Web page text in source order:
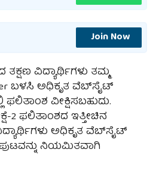
Join Now
ವಿದ್ಯಾರ್ಥಿಗಳು ತಮ್ಮ
ಬಳಸಿ ಅಧಿಕೃತ ವೆಬ್‌ಸೈಟ್
ಫಲಿತಾಂಶ ವೀಕ್ಷಿಸಬಹುದು.
ಫಲಿತಾಂಶದ ಇತ್ತೀಚಿನ
ಅಧಿಕೃತ ವೆಬ್‌ಸೈಟ್
ನಿಯಮಿತವಾಗಿ